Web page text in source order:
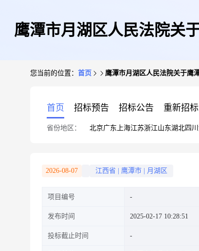
鹰潭市月湖区人民法院关
您当前的位置： 首页 鹰潭市月湖区人民法院关于鹰
首页 招标预告 招标公告 重新招标
省份地区： 北京广东 上海江苏浙江山东湖北四川
2026-08-07 江西省 鹰潭市 月湖区
项目编号
发布时间 2025-02-17 10:28:51
投标截止时间